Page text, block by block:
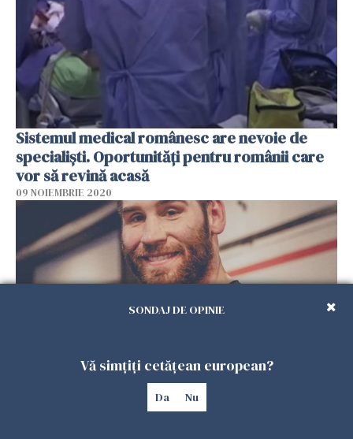
Sistemul medical românesc are nevoie de
specialiști. Oportunități pentru românii care
vor să revină acasă
09 NOIEMBRIE 2020
Mircea Eduard, antreprenorul român care
antrenează copiii belgienilor: "România se
SONDAJ DE OPINIE
Vă simțiți cetățean european?
Da Nu